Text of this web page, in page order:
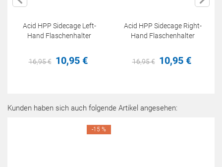
Acid HPP Sidecage Left-
Hand Flaschenhalter
16,95€ 10,95 €
Acid HPP Sidecage Right-
Hand Flaschenhalter
16,95€ 10,95 €
Kunden haben sich auch folgende Artikel angesehen:
-15 %